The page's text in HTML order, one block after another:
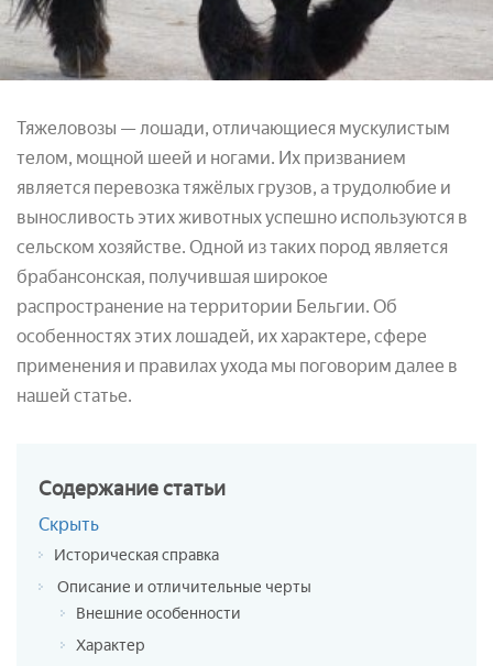
Тяжеловозы — лошади, отличающиеся мускулистым
телом, мощной шеей и ногами. Их призванием
является перевозка тяжёлых грузов, а трудолюбие и
выносливость этих животных успешно используются в
сельском хозяйстве. Одной из таких пород является
брабансонская, получившая широкое
распространение на территории Бельгии. Об
особенностях этих лошадей, их характере, сфере
применения и правилах ухода мы поговорим далее в
нашей статье.
Содержаниестатьи
Скрыть
Историческая справка
Описание и отличительные черты
Внешние особенности
Характер